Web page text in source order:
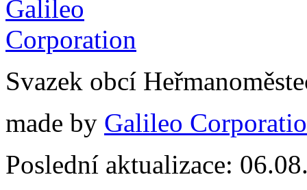
Svazek obcí
made by Galileo
Poslední aktualizace: